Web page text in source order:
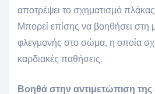
αποτρέψει το σχηματισμό πλάκας
Μπορεί επίσης να βοηθήσει στη
φλεγμονής στο σώμα, η οποία
καρδιακές παθήσεις.
Βοηθά στην αντιμετώπιση της